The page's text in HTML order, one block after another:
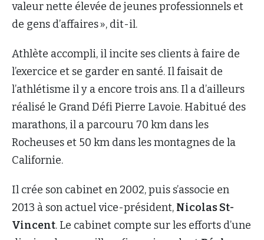
valeur nette élevée de jeunes professionnels et
de gens d’affaires », dit-il.
Athlète accompli, il incite ses clients à faire de
l’exercice et se garder en santé. Il faisait de
l’athlétisme il y a encore trois ans. Il a d’ailleurs
réalisé le Grand Défi Pierre Lavoie. Habitué des
marathons, il a parcouru 70 km dans les
Rocheuses et 50 km dans les montagnes de la
Californie.
Il crée son cabinet en 2002, puis s’associe en
2013 à son actuel vice-président, Nicolas St-
Vincent. Le cabinet compte sur les efforts d’une